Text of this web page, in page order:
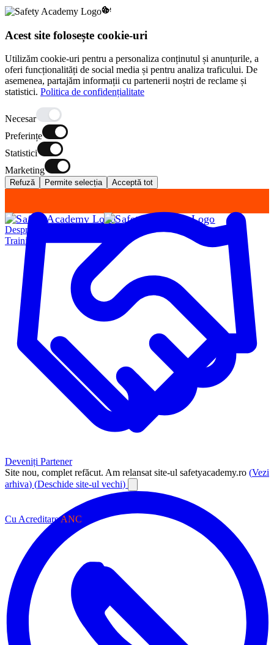
Acest site folosește cookie-uri
Utilizăm cookie-uri pentru a personaliza conținutul și anunțurile, a
oferi funcționalități de social media și pentru analiza traficului. De
asemenea, partajăm informații cu partenerii noștri de reclame și
statistici. Politica de confidențialitate
Necesar
Preferințe
Statistici
Marketing
Refuză Permite selecția Acceptă tot
Deveniți Partener
Site nou, complet refăcut. Am relansat site-ul safetyacademy.ro (Vezi
arhiva) (Deschide site-ul vechi)
Despre Noi
Training
Cu AcreditareANC